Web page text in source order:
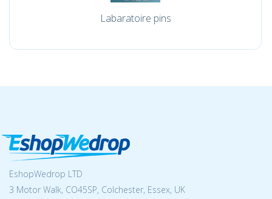
Labaratoire pins
EshopWedrop LTD
3 Motor Walk, CO45SP, Colchester, Essex, UK